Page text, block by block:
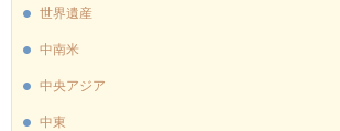
世界遺産
中南米
中央アジア
中東